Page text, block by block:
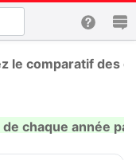
le comparatif des
chaque année